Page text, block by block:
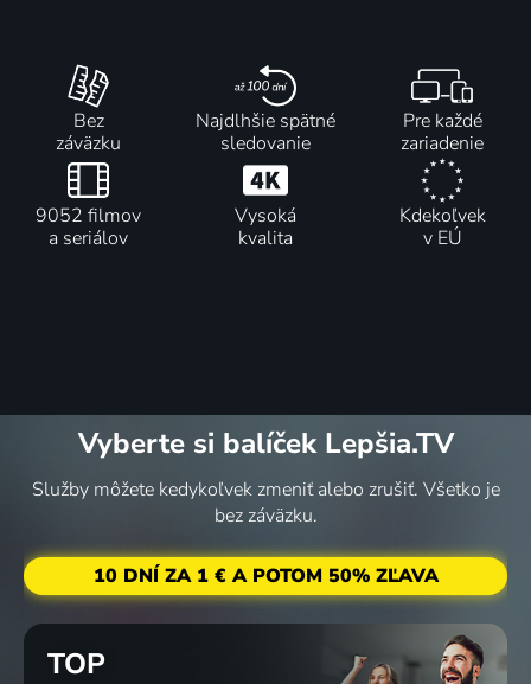
Bez
záväzku
Najdlhšie spätné
sledovanie
Pre každé
zariadenie
9052 filmov
a seriálov
Vysoká
kvalita
Kdekoľvek
v EÚ
Vyberte si balíček Lepšia.TV
Služby môžete kedykoľvek zmeniť alebo zrušiť. Všetko je
bez záväzku.
10 DNÍ ZA 1 € A POTOM 50% ZĽAVA
TOP